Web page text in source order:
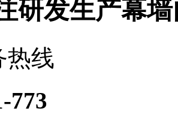
研发生产幕
热线
773